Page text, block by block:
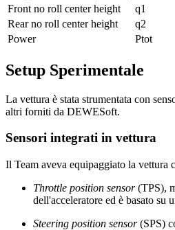
Front no roll center height
q1
Rear no roll center height
q2
Power
Ptot
Setup Sperimentale
La vettura è stata strumentata con
altri forniti da DEWESoft.
Sensori integrati in vettura
Il Team aveva equipaggiato la vettura
Throttle position sensor(TPS),
dell'acceleratore ed è basato su
Steering position sensor(SPS)